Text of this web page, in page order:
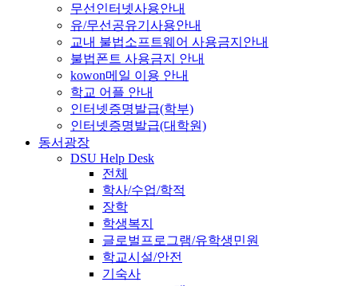
무선인터넷사용안내
유/무선공유기사용안내
교내 불법소프트웨어 사용금지안내
불법폰트 사용금지 안내
kowon메일 이용 안내
학교 어플 안내
인터넷증명발급(학부)
인터넷증명발급(대학원)
동서광장
DSU Help Desk
전체
학사/수업/학적
장학
학생복지
글로벌프로그램/유학생민원
학교시설/안전
기숙사